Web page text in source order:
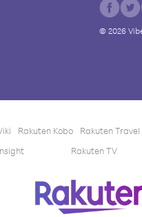
© 2026
Rakuten Kobo Rakuten Travel
Rakuten TV